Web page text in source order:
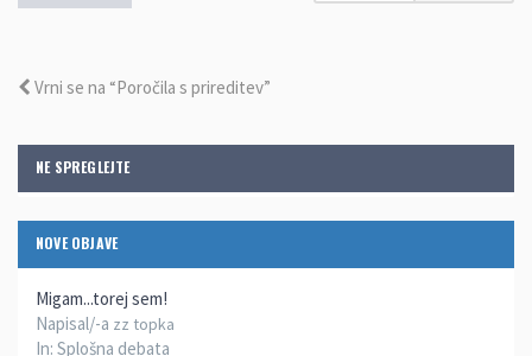
NE SPREGLEJTE
NOVE OBJAVE
Migam...torej sem!
Napisal/-a zz topka
In: Splošna debata
Vrni se na “Poročila s prireditev”